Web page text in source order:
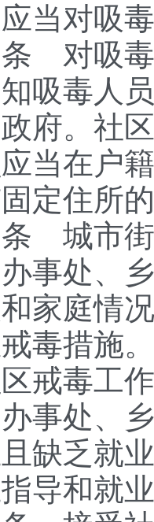
对吸毒
吸毒
吸毒人
府。社
在户籍
定住所
市街
事处、
家庭情
毒措施
戒毒工
处、乡
缺乏就
导和就